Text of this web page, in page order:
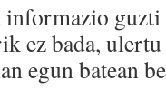
informazio
ez bada,
egun batean